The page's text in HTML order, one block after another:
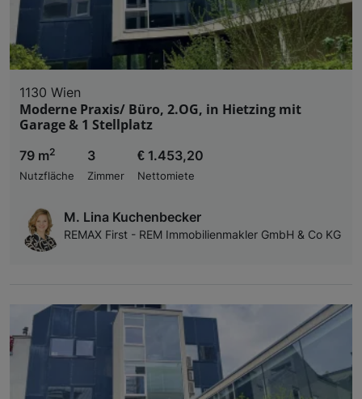
1130 Wien
Moderne Praxis/ Büro, 2.OG, in Hietzing mit
Garage & 1 Stellplatz
79 m2
Nutzfläche
3
Zimmer
€ 1.453,20
Nettomiete
M. Lina Kuchenbecker
REMAX First - REM Immobilienmakler GmbH & Co KG